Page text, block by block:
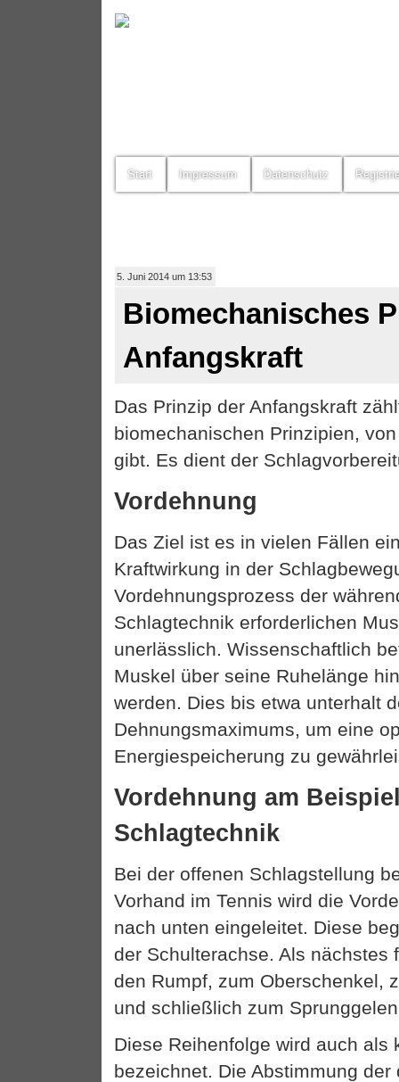
Start Impressum Datenschutz
5. Juni 2014 um 13:53
Biomechanisches
Anfangskraft
Das Prinzip der Anfangskraft
biomechanischen Prinzipien,
gibt. Es dient der
Vordehnung
Das Ziel ist es in vielen Fällen
Kraftwirkung in der
Vordehnungsprozess der
Schlagtechnik erforderlichen
unerlässlich. Wissenschaftlich
Muskel über seine Ruhelänge
werden. Dies bis etwa unterhalt
Dehnungsmaximums, um eine
Energiespeicherung zu
Vordehnung am
Schlagtechnik
Bei der offenen Schlagstellung
Vorhand im Tennis wird die
nach unten eingeleitet. Diese
der Schulterachse. Als nächstes
den Rumpf, zum Oberschenkel,
und schließlich zum
Diese Reihenfolge wird auch als
bezeichnet. Die Abstimmung